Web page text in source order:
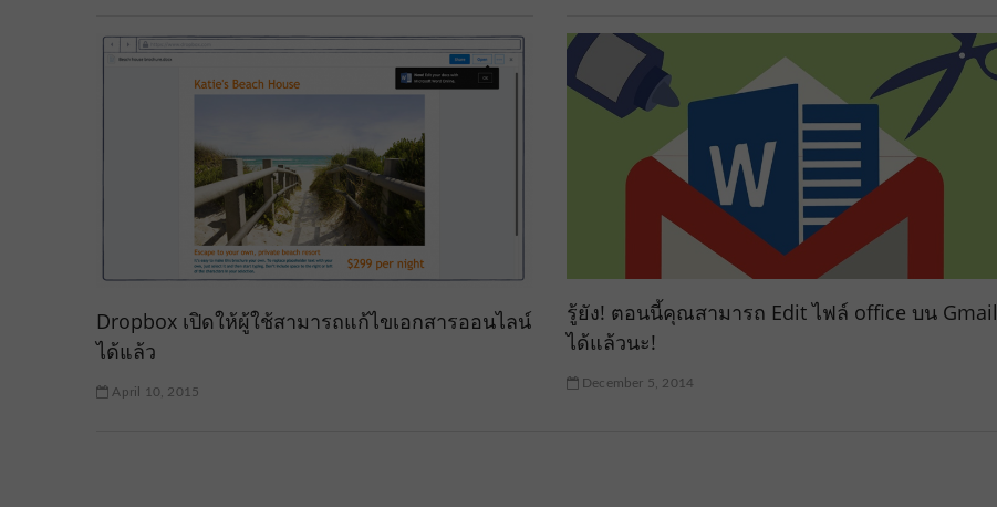
Dropbox เปิดให้ผู้ใช้สามารถแก้ไขเอกสารออนไลน์
ได้แล้ว
April 10, 2015
รู้ยัง! ตอนนี้คุณสามารถ Edit ไฟล์ office บน Gmail
ได้แล้วนะ!
December 5, 2014